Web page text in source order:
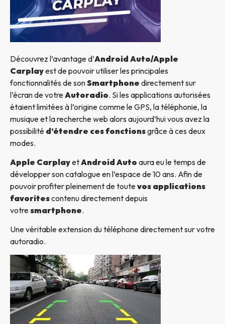
Découvrez l’avantage d’Android Auto/Apple
Carplayest de pouvoir utiliser les principales
fonctionnalités de sonSmartphone directement sur
l’écran de votreAutoradio. Si les applications autorisées
étaient limitées à l’origine comme le GPS, la téléphonie, la
musique et la recherche web alors aujourd’hui vous avez la
possibilité d’étendre ces fonctionsgrâce à ces deux
modes.
Apple CarplayetAndroid Auto aura eu le temps de
développer son catalogue en l’espace de 10 ans. Afin de
pouvoir profiter pleinement de toutevos applications
favoritescontenu directement depuis
votresmartphone.
Une véritable extension du téléphone directement sur votre
autoradio.